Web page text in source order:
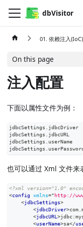
dbVisitor
01. 依赖注入(IoC)
On this page
注入配置
下面以属性文件为例：
jdbcSettings.jdbcDriver
jdbcSettings.jdbcURL
jdbcSettings.userName
也可以通过 Xml 文件来
<?xml version="1.0"
<config xmlns="http://
<jdbcSettings>
<jdbcDriver>
<jdbcURL >
<userName>sa</